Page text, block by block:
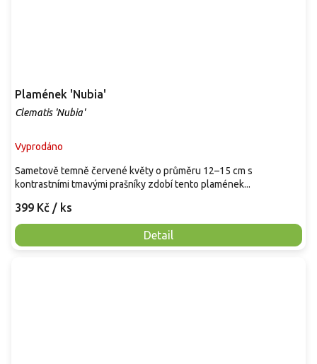
Plamének 'Nubia'
Clematis 'Nubia'
Vyprodáno
399 Kč / ks
Detail
Sametově temně červené květy o průměru 12–15 cm s
kontrastními tmavými prašníky zdobí tento plamének...